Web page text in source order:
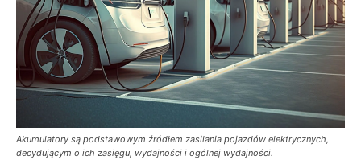
Akumulatory są podstawowym źródłem zasilania pojazdów elektrycznych,
decydującym o ich zasięgu, wydajności i ogólnej wydajności.